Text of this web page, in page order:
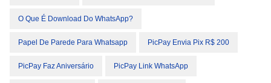
O Que É Download Do WhatsApp?
Papel De Parede Para Whatsapp PicPay Envia Pix R$ 200
PicPay Faz Aniversário PicPay Link WhatsApp